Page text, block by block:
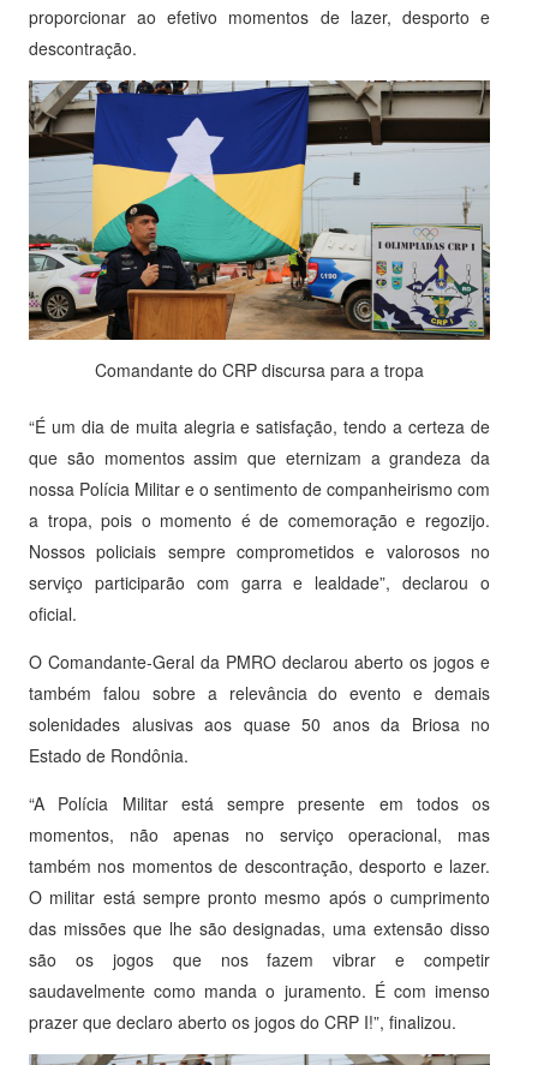
proporcionar ao efetivo momentos de lazer, desporto e
descontração.
Comandante do CRP discursa para a tropa
“É um dia de muita alegria e satisfação, tendo a certeza de
que são momentos assim que eternizam a grandeza da
nossa Polícia Militar e o sentimento de companheirismo com
a tropa, pois o momento é de comemoração e regozijo.
Nossos policiais sempre comprometidos e valorosos no
serviço participarão com garra e lealdade”, declarou o
oficial.
O Comandante-Geral da PMRO declarou aberto os jogos e
também falou sobre a relevância do evento e demais
solenidades alusivas aos quase 50 anos da Briosa no
Estado de Rondônia.
“A Polícia Militar está sempre presente em todos os
momentos, não apenas no serviço operacional, mas
também nos momentos de descontração, desporto e lazer.
O militar está sempre pronto mesmo após o cumprimento
das missões que lhe são designadas, uma extensão disso
são os jogos que nos fazem vibrar e competir
saudavelmente como manda o juramento. É com imenso
prazer que declaro aberto os jogos do CRP I!”, finalizou.